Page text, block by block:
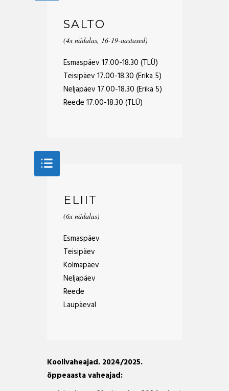
SALTO
(4x nädalas, 16-19-aastased)
Esmaspäev 17.00-18.30 (TLÜ)
Teisipäev 17.00-18.30 (Erika 5)
Neljapäev 17.00-18.30 (Erika 5)
Reede 17.00-18.30 (TLÜ)
ELIIT
(6x nädalas)
Esmaspäev
Teisipäev
Kolmapäev
Neljapäev
Reede
Laupäeval
Koolivaheajad. 2024/2025.
õppeaasta vaheajad: